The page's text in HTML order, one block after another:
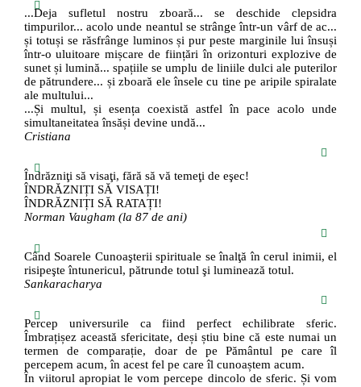
...Deja sufletul nostru zboară... se deschide clepsidra
timpurilor... acolo unde neantul se strânge într-un vârf de ac...
și totuși se răsfrânge luminos și pur peste marginile lui însuși
într-o uluitoare mișcare de ființări în orizonturi explozive de
sunet și lumină... spațiile se umplu de liniile dulci ale puterilor
de pătrundere... și zboară ele însele cu tine pe aripile spiralate
ale multului...
...Și multul, și esența coexistă astfel în pace acolo unde
simultaneitatea însăși devine undă...
Cristiana
Îndrăzniţi să visaţi, fără să vă temeţi de eşec!
ÎNDRĂZNIȚI SĂ VISAȚI!
ÎNDRĂZNIȚI SĂ RATAȚI!
Norman Vaugham (la 87 de ani)
Când Soarele Cunoaşterii spirituale se înalţă în cerul inimii, el
risipeşte întunericul, pătrunde totul şi luminează totul.
Sankaracharya
Percep universurile ca fiind perfect echilibrate sferic.
Îmbrațișez această sfericitate, deși știu bine că este numai un
termen de comparație, doar de pe Pământul pe care îl
percepem acum, în acest fel pe care îl cunoaștem acum.
În viitorul apropiat le vom percepe dincolo de sferic. Și vom